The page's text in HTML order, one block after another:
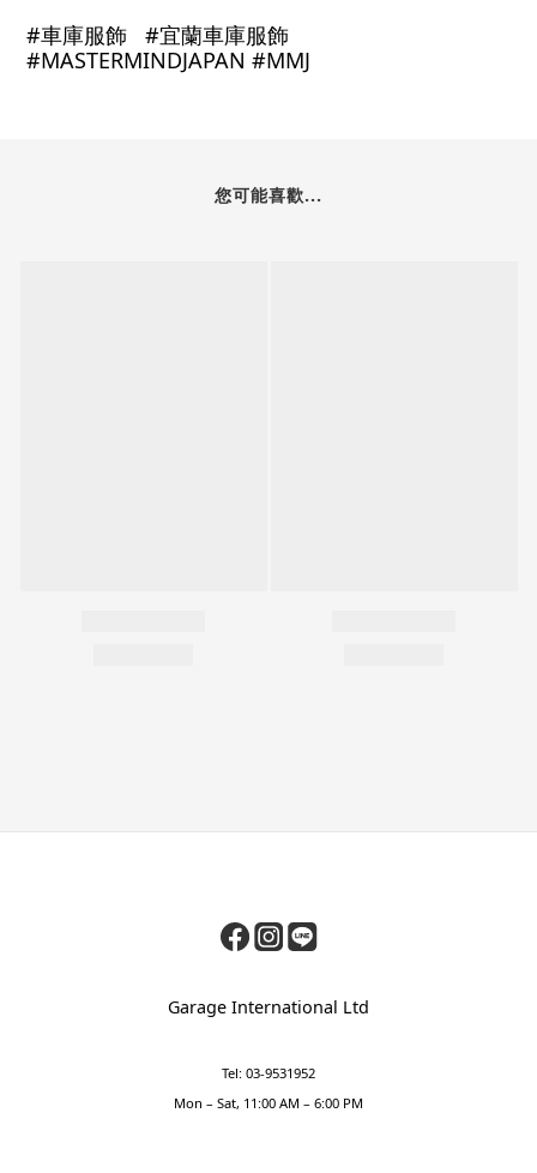
#車庫服飾 #宜蘭車庫服飾
#MASTERMINDJAPAN #MMJ
您可能喜歡...
Garage International Ltd
Tel: 03-9531952
Mon – Sat, 11:00 AM – 6:00 PM